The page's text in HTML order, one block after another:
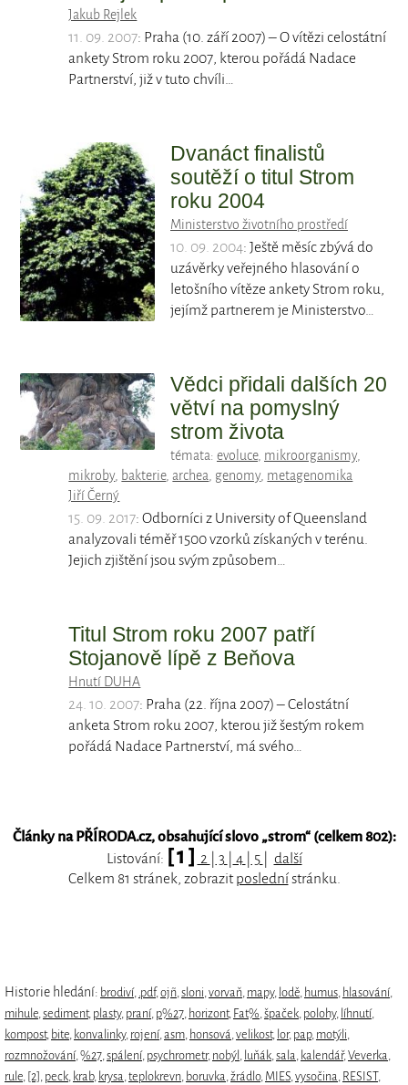
Jakub Rejlek
11. 09. 2007: Praha (10. září 2007) – O vítězi celostátní
ankety Strom roku 2007, kterou pořádá Nadace
Partnerství, již v tuto chvíli…
Dvanáct finalistů
soutěží o titul Strom
roku 2004
Ministerstvo životního prostředí
10. 09. 2004: Ještě měsíc zbývá do
uzávěrky veřejného hlasování o
letošního vítěze ankety Strom roku,
jejímž partnerem je Ministerstvo…
Vědci přidali dalších 20
větví na pomyslný
strom života
témata: evoluce, mikroorganismy,
mikroby, bakterie,archea, genomy, metagenomika
Jiří Černý
15. 09. 2017: Odborníci z University of Queensland
analyzovali téměř 1500 vzorků získaných v terénu.
Jejich zjištění jsou svým způsobem…
Titul Strom roku 2007 patří
Stojanově lípě z Beňova
Hnutí DUHA
24. 10. 2007: Praha (22. října 2007) – Celostátní
anketa Strom roku 2007, kterou již šestým rokem
pořádá Nadace Partnerství, má svého…
Články na PŘÍRODA.cz, obsahující slovo „strom“ (celkem 802):
Listování: [ 1 ] 2 3 4 5
další
Celkem 81 stránek, zobrazitposlednístránku.
Historie hledání: brodiví, .pdf,ojñ,sloni,vorvaň, mapy, lodě, humus, hlasování,
mihule,sediment, plasty, praní, p%27, horizont, Fat%,špaček, polohy, líhnutí,
kompost, bite, konvalinky, rojení,asm, honsová,velikost, lor, pap, motýli,
rozmnožování,%27,spálení, psychrometr, nobýl , luňák,sala, kalendář,Veverka,
rule, [2] , peck, krab, krysa,teplokrevn, boruvka,žrádlo, MIES,vysočina, RESIST,